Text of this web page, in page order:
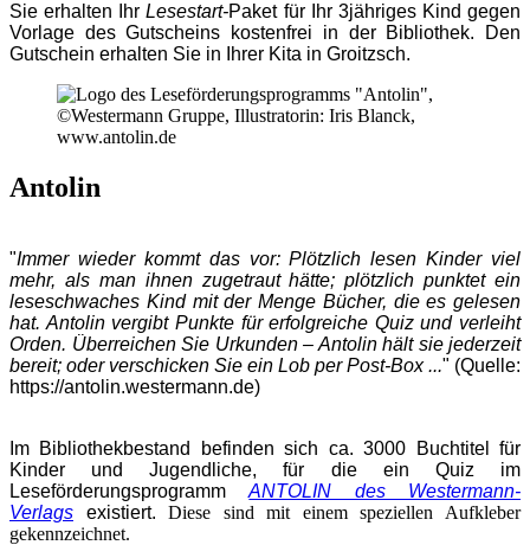
Sie erhalten IhrLesestart-Paket für Ihr 3jähriges Kind gegen
Vorlage des Gutscheins kostenfrei in der Bibliothek. Den
Gutschein erhalten Sie in Ihrer Kita in Groitzsch.
©Westermann Gruppe, Illustratorin: Iris Blanck,
www.antolin.de
Antolin
"Immer wieder kommt das vor: Plötzlich lesen Kinder viel
mehr, als man ihnen zugetraut hätte; plötzlich punktet ein
leseschwaches Kind mit der Menge Bücher, die es gelesen
hat. Antolin vergibt Punkte für erfolgreiche Quiz und verleiht
Orden. Überreichen Sie Urkunden – Antolin hält sie jederzeit
bereit; oder verschicken Sie ein Lob per Post-Box ..." (Quelle:
https://antolin.westermann.de)
Im Bibliothekbestand befinden sich ca. 3000 Buchtitel für
Kinder und Jugendliche, für die ein Quiz im
LeseförderungsprogrammANTOLIN des Westermann-
Verlags existiert. Diese sind mit einem speziellen Aufkleber
gekennzeichnet.